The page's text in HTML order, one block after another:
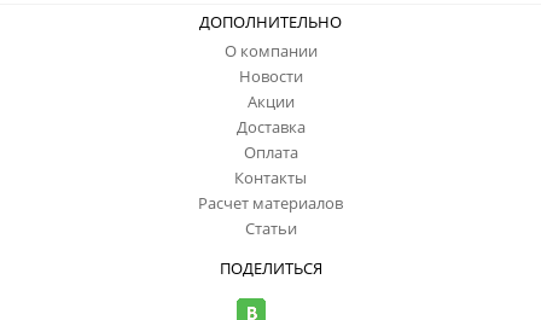
ДОПОЛНИТЕЛЬНО
О компании
Новости
Акции
Доставка
Оплата
Контакты
Расчет материалов
Статьи
ПОДЕЛИТЬСЯ